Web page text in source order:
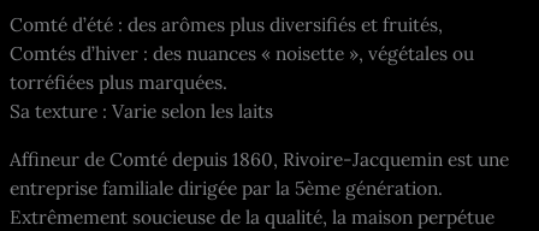
Comté d’été : des arômes plus diversifiés et fruités,
Comtés d’hiver : des nuances « noisette », végétales ou
torréfiées plus marquées.
Sa texture : Varie selon les laits
Affineur de Comté depuis 1860, Rivoire-Jacquemin est une
entreprise familiale dirigée par la 5ème génération.
Extrêmement soucieuse de la qualité, la maison perpétue